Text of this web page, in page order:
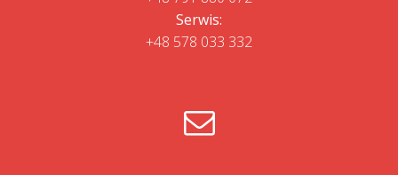
Serwis:
+48 578 033 332